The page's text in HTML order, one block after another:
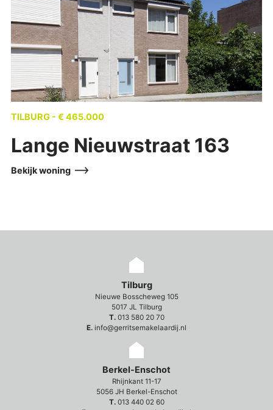
TILBURG - € 465.000
Lange Nieuwstraat 163
Bekijk woning
Tilburg
Nieuwe Bosscheweg 105
5017 JL Tilburg
T. 013 580 20 70
E. info@gerritsemakelaardij.nl
Berkel-Enschot
Rhijnkant 11-17
5056 JH Berkel-Enschot
T. 013 440 02 60